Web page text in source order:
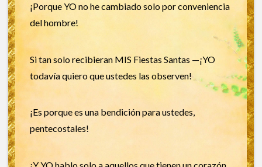
¡Porque YO no he cambiado solo por conveniencia
del hombre!
Si tan solo recibieran MIS Fiestas Santas —¡YO
todavía quiero que ustedes las observen!
¡Es porque es una bendición para ustedes,
pentecostales!
¡Y YO hablo solo a aquellos que tienen un corazón